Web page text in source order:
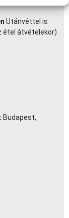
Utánvéttel is
étel átvételekor)
Budapest,